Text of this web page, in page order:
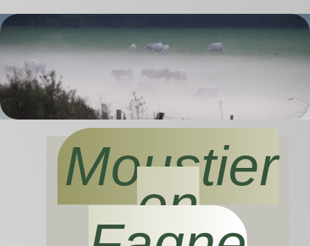
Moustier
en